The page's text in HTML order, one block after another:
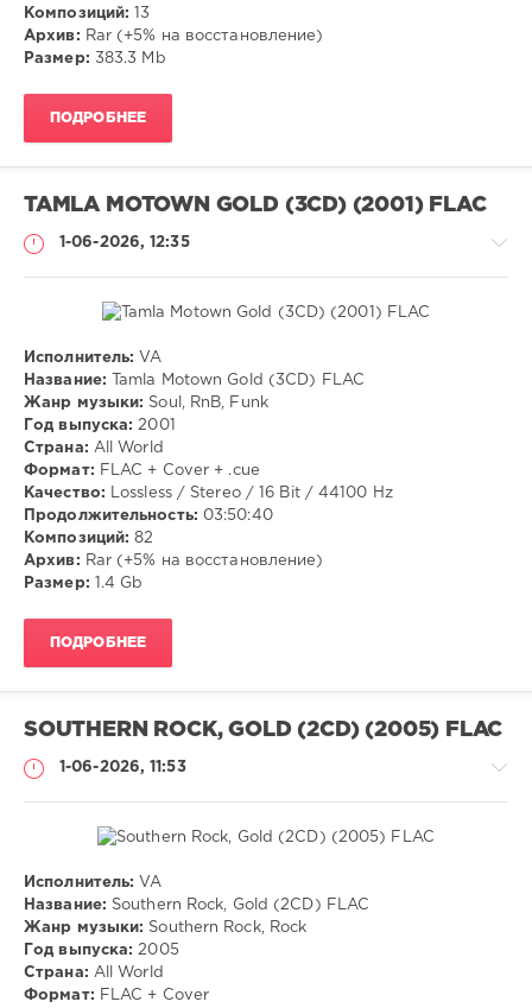
Композиций:
13
Архив: Rar (+5% на восстановление)
Размер: 383.3 Mb
ПОДРОБНЕЕ
TAMLA MOTOWN GOLD (3CD) (2001) FLAC
1-06-2026, 12:35
Музыка
VANGOG19
Funk
Исполнитель: VA
Название: Tamla Motown Gold (3CD) FLAC
Жанр музыки: Soul, RnB, Funk
Год выпуска: 2001
Страна: All World
Формат: FLAC + Cover + .cue
Качество: Lossless / Stereo / 16 Bit / 44100 Hz
Продолжительность: 03:50:40
Композиций: 82
Архив: Rar (+5% на восстановление)
Размер: 1.4 Gb
ПОДРОБНЕЕ
SOUTHERN ROCK, GOLD (2CD) (2005) FLAC
1-06-2026, 11:53
Музыка
VANGOG19
Исполнитель: VA
Название: Southern Rock, Gold (2CD) FLAC
Жанр музыки: Southern Rock, Rock
Год выпуска: 2005
Страна: All World
Формат: FLAC + Cover